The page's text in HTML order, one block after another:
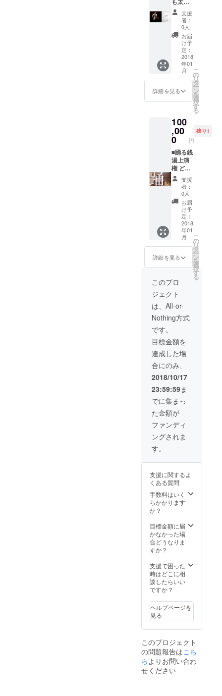
山あゆ
み作品
では 多
数音楽
提供・
生演奏
を手掛
ける。
また、
第七回
ち演劇
祭2017
室磁場
「舞台×
ドキュ
メンタ
リー 浪
曲師玉
川太福
譚」 植
田崇幸
演出・
出演の
ソロダ
ンス
「薄
暮」
他、
ジャン
われな
いさま
舞台芸
術に音
楽提供
をして
いる。
※こちら
れまで
の作品
を聴け
ます！
（テイ
ストが
違うの
で複数
曲聴い
てみて
くださ
い♬）
サウン
ドクラ
m.soun
dcloud.
com/in-
naga25
8
ーーー
ーーー
ー
2010」
神戸
ポート
ピアホ
テル
11/10
「CHIC
ART
FAIR20
11」 フ
ス・パ
リ
13/04
SSIN
13」in
Atelier
Richeli
eu フ
ラン
ス・パ
リ
ーーー
ーーー
ーー
TERMI
NAL】
という
芸術施
設を立
ち上
げ、自
身の作
品の見
せ方に
タレー
ション
毎度形
を変え
展示活
てい
る。 ま
た、お
客様に
心行く
まで快
適な
アート
の旅を
楽しん
で頂き
たく、
ちょっ
とした
（いた
ずら）
目的の
「悪セ
リー」
者様の
お身体
と遊ば
せて頂
きま
す。
ーーー
ーーー
ーー 石
井美帆
(Miho
Ishii) イ
ンスタ
グラ
www.in
stagra
m.com/
mihoish
ii.japan/
1989
れ。
「動く
作家」
真'とし
て、写
真を元
に線で
る刺繍
作り始
め、線
画を描
き始め
る。ま
た、'動
く展示
つ五感
のう
ち、嗅
覚だけ
が、脳
の感情
を司る
部位に
深く繋
がって
です。
ーーー
阪口ひ
ろみ サ
ロン
Ringed
リンド
主宰。
体へ感
謝する
ハン
ド、
フッ
ト、ボ
ディ
マッ
サージ
を行う
又は教
自分の
心地良
つける
為のヨ
ガ教室
開催。
また、
体の不
善、感
情開放
に適し
ている
無農
薬、遺
伝子組
み換え
無しの
高品質
のエッ
セン
シャル
オイル
ウンセ
リング
をして
いま
す。
ーーー
ー
ている
無農
薬、遺
伝子組
み換え
無しの
高品質
のエッ
セン
シャル
を使っ
た体と
リング
をして
いま
す。
ーーー
ーーー
ー
が目標
とする
テレビ
東京
《カン
ブ リア
宮殿》
に創設
者の代
表取締
長 三
原邦彦
たす
（2015
年12月4
送）。
また、
仕事と
ダンス
の両立
を目指
し、仕
事週3日
VSダン
ス週4日
のパラ
レル
アを実
践。そ
フスタ
イルが
注目さ
れ、
「日経
MJ」
ジデ ン
トファ
ミ
リー」
等、大
手メ
ディア
で取り
上げら
れる。
ーーー
ーーー
ーー
付家。
1990年
生。ク
ラシッ
クバレ
エを幼
少より
蟹江あ
ずさ、
19歳よ
り橋浦
勇の両
ポラ
リーダ
ンスを
桜美林
大学
（2013
年卒）
にて木
佐貫邦
子に師
事。こ
れまで
に木佐
貫邦
子・伊
藤直
子・近
藤良
作品に
演出家
として
2013年
より独
表作は
「ハ
ロー
グッバ
イ」
「MOR
デン」
等。
2017年
より劇
場から
飛び出
し、高
イブハ
ウス
U.F.O.
CLUB
にて
【コン
ダンス
専門店
の
U.F.O
CLUB
】を期
間限定
するな
ど、空
間から
始まる
りに挑
戦中。
劇場
は、
HEIDI
(ハイジ)
愛知県
出身 振
付家、
施術家
コンテ
ンポラ
リーダ
ンス×エ
ンター
テイメ
テン
ターテ
イメン
トをう
たうダ
ンスユ
ニット
【バス
タブ
NY】を
結成
し、振
付家と
して活
動す
る。
2016年
オール
スコン
テスト
NEXT
REAM2
1 にて
振付作
ティブ
賞を受
賞。ダ
ンス
レッス
ン講
師、CM
やドラ
マ、
ミュー
ジカル
の振付
アシス
また整
体師と
しての
キャリ
アを持
ち、"心
くほぐ
し繋ぐ
人"とし
ーーー
ーーー
ー
を叩き
にいき
ます(交
通費・
レンタ
ル代別
途) ・時
期相談
▽演奏
者紹介
ーーー
ーーー
ーー 高
活動歴
小学校5
年生の
時、な
んとな
く興味
があり
町二小
の和太
鼓クラ
ブに
入った
ことを
きっか
けに始
める。
その後
のめり
込み、
町田の
和太鼓
同好
会"町躍
皷"(ま
ちやっ
こ)に入
太鼓部
でも続
ける。
高校卒
業後、
プロ和
太鼓集
団"鼓
童"(こ
どう)へ
の入団
を目指
し、新
で3年間
バー養
成所へ
入所。
しかし
オー
ワーク
にて手
首を故
障し、
るも完
治に至
らず、
プロを
現在は
介護士
の仕事
に就き
アマ
チュア
で太鼓
を続
け、介
支援
者：
0人
お届
け予
定：
2018
年01
月
詳細を見る
こ
の
リ
タ
ー
ン
を
選
択
す
る
100
,00
0 円
残り1
■踊る銭
湯上演
権 どこ
でも踊
る銭湯
やりま
す(人数
分の交
通費
等々別
途) 不明
点は
メール
でお送
りくだ
さい ・
時期は
要相談
・内容
はご要
望ござ
いまし
さい
支援
者：
0人
お届
け予
定：
2018
年01
月
詳細を見る
こ
の
リ
タ
ー
ン
を
選
択
す
る
このプロ
ジェクト
は、All-or-
Nothing方式
です。
目標金額を
達成した場
合にのみ、
2018/10/17
23:59:59ま
でに集まっ
た金額が
ファンディ
ングされま
す。
支援に関するよ
くある質問
手数料はいく
らかかります
か？
目標金額に届
かなかった場
合どうなりま
すか？
支援で困った
時はどこに相
談したらいい
ですか？
ヘルプページを
見る
このプロジェクト
の問題報告はこち
らよりお問い合わ
せください